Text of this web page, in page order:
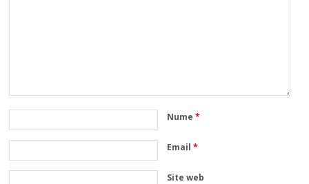
Nume*
Email*
Site web